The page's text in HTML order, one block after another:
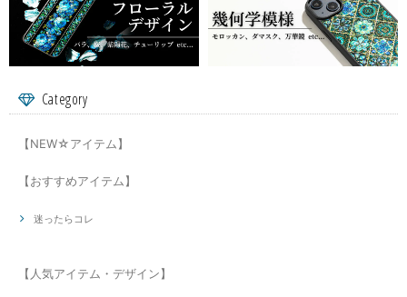
Category
【NEW☆アイテム】
【おすすめアイテム】
迷ったらコレ
【人気アイテム・デザイン】